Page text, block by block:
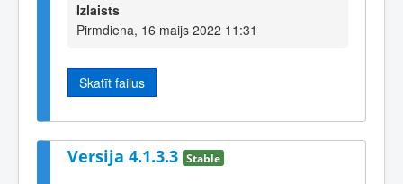
Izlaists
Pirmdiena, 16 maijs 2022 11:31
Skatīt failus
Versija 4.1.3.3 Stable